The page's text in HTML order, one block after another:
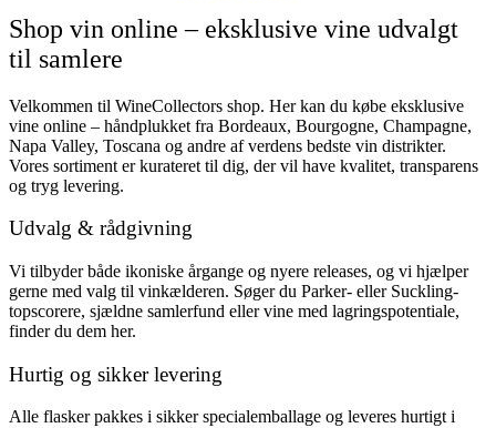
Shop vin online – eksklusive vine udvalgt
til samlere
Velkommen til WineCollectors shop. Her kan du købe eksklusive
vine online – håndplukket fra Bordeaux, Bourgogne, Champagne,
Napa Valley, Toscana og andre af verdens bedste vin distrikter.
Vores sortiment er kurateret til dig, der vil have kvalitet, transparens
og tryg levering.
Udvalg & rådgivning
Vi tilbyder både ikoniske årgange og nyere releases, og vi hjælper
gerne med valg til vinkælderen. Søger du Parker- eller Suckling-
topscorere, sjældne samlerfund eller vine med lagringspotentiale,
finder du dem her.
Hurtig og sikker levering
Alle flasker pakkes i sikker specialemballage og leveres hurtigt i